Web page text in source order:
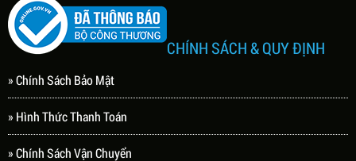
CHÍNH SÁCH & QUY ĐỊNH
» Chính Sách Bảo Mật
» Hình Thức Thanh Toán
» Chính Sách Vận Chuyển